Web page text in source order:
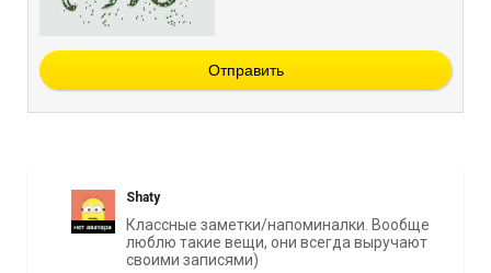
Отправить
Shaty
Классные заметки/напоминалки. Вообще
люблю такие вещи, они всегда выручают
своими записями)